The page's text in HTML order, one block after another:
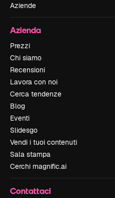
Aziende
Azienda
Prezzi
Chi siamo
Recensioni
Lavora con noi
Cerca tendenze
Blog
Eventi
Slidesgo
Vendi i tuoi contenuti
Sala stampa
Cerchi magnific.ai
Contattaci